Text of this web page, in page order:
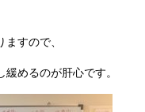
すので、
めるのが肝心です。